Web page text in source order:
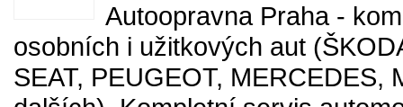
Autoopravna Praha -
osobních i užitkových aut
SEAT, PEUGEOT, MERCEDES,